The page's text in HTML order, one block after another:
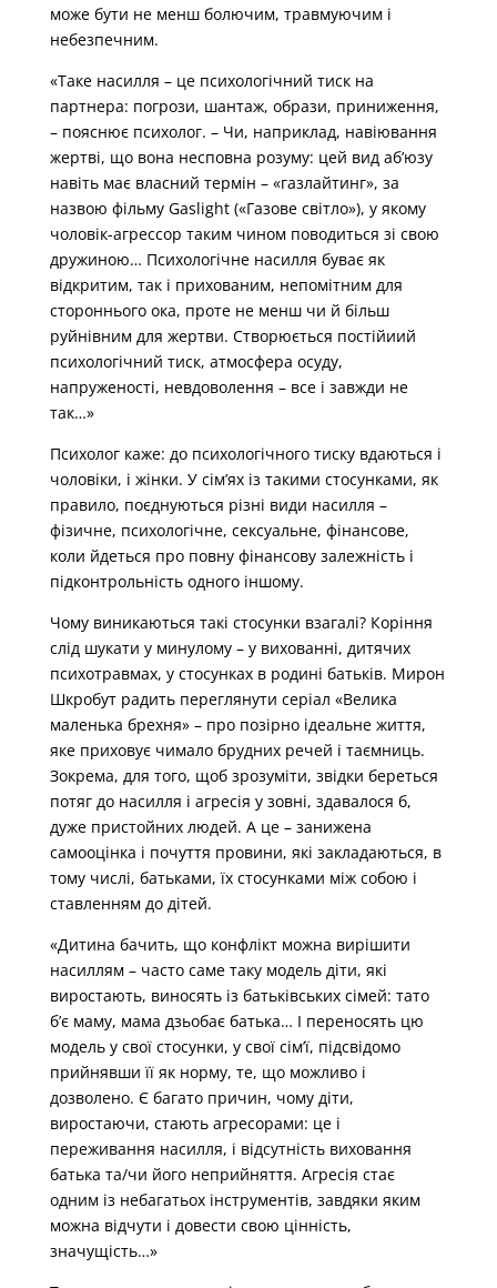
може бути не менш болючим, травмуючим і
небезпечним.
«Таке насилля – це психологічний тиск на
партнера: погрози, шантаж, образи, приниження,
– пояснює психолог. – Чи, наприклад, навіювання
жертві, що вона несповна розуму: цей вид аб’юзу
навіть має власний термін – «газлайтинг», за
назвою фільму Gaslight («Газове світло»), у якому
чоловік-агрессор таким чином поводиться зі свою
дружиною… Психологічне насилля буває як
відкритим, так і прихованим, непомітним для
стороннього ока, проте не менш чи й більш
руйнівним для жертви. Створюється постійиий
психологічний тиск, атмосфера осуду,
напруженості, невдоволення – все і завжди не
так…»
Психолог каже: до психологічного тиску вдаються і
чоловіки, і жінки. У сім’ях із такими стосунками, як
правило, поєднуються різні види насилля –
фізичне, психологічне, сексуальне, фінансове,
коли йдеться про повну фінансову залежність і
підконтрольність одного іншому.
Чому виникаються такі стосунки взагалі? Коріння
слід шукати у минулому – у вихованні, дитячих
психотравмах, у стосунках в родині батьків. Мирон
Шкробут радить переглянути серіал «Велика
маленька брехня» – про позірно ідеальне життя,
яке приховує чимало брудних речей і таємниць.
Зокрема, для того, щоб зрозуміти, звідки береться
потяг до насилля і агресія у зовні, здавалося б,
дуже пристойних людей. А це – занижена
самооцінка і почуття провини, які закладаються, в
тому числі, батьками, їх стосунками між собою і
ставленням до дітей.
«Дитина бачить, що конфлікт можна вирішити
насиллям – часто саме таку модель діти, які
виростають, виносять із батьківських сімей: тато
б’є маму, мама дзьобає батька… І переносять цю
модель у свої стосунки, у свої сім’ї, підсвідомо
прийнявши її як норму, те, що можливо і
дозволено. Є багато причин, чому діти,
виростаючи, стають агресорами: це і
переживання насилля, і відсутність виховання
батька та/чи його неприйняття. Агресія стає
одним із небагатьох інструментів, завдяки яким
можна відчути і довести свою цінність,
значущість…»